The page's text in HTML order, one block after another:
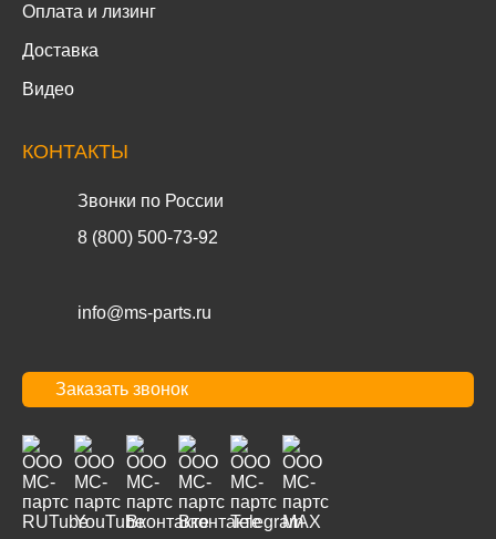
Оплата и лизинг
Доставка
Видео
КОНТАКТЫ
Звонки по России
8 (800) 500-73-92
info@ms-parts.ru
Заказать звонок